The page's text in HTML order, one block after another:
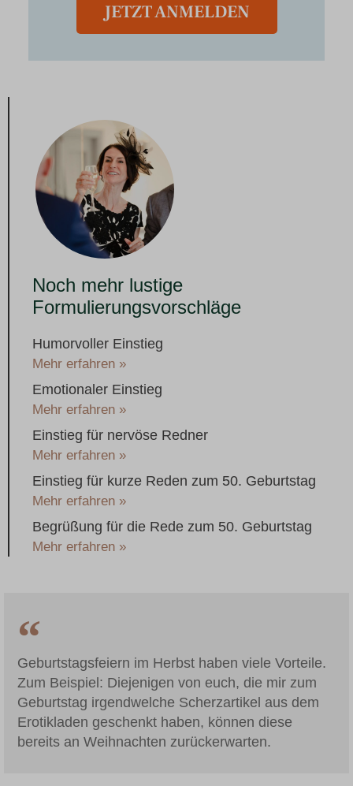
JETZT ANMELDEN
Noch mehr lustige
Formulierungsvorschläge
Humorvoller Einstieg
Mehr erfahren »
Emotionaler Einstieg
Mehr erfahren »
Einstieg für nervöse Redner
Mehr erfahren »
Einstieg für kurze Reden zum 50. Geburtstag
Mehr erfahren »
Begrüßung für die Rede zum 50. Geburtstag
Mehr erfahren »
Geburtstagsfeiern im Herbst haben viele Vorteile.
Zum Beispiel: Diejenigen von euch, die mir zum
Geburtstag irgendwelche Scherzartikel aus dem
Erotikladen geschenkt haben, können diese
bereits an Weihnachten zurückerwarten.